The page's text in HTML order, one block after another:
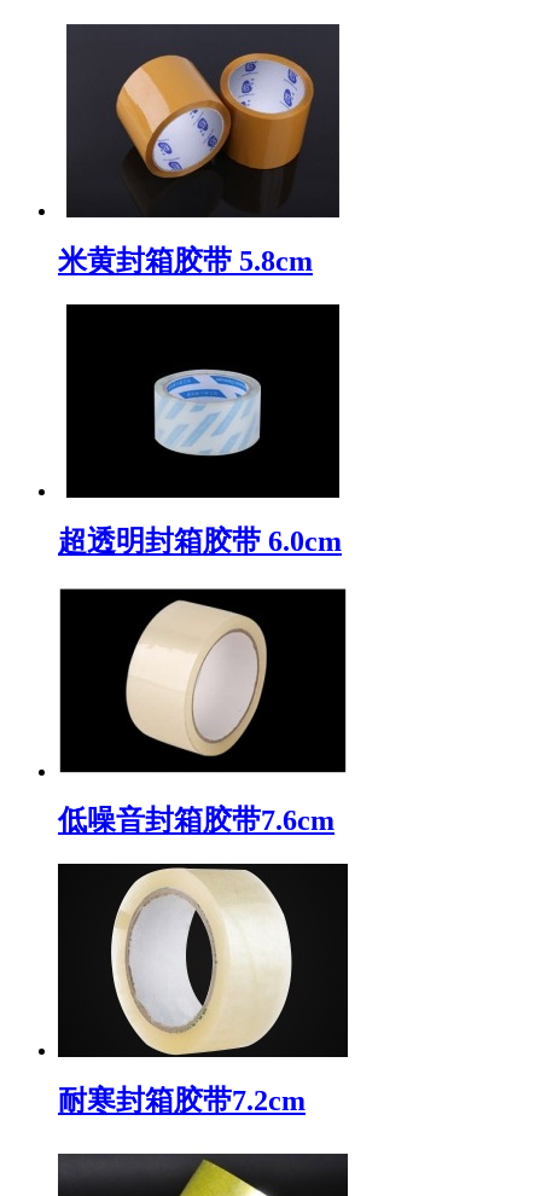
米黄封箱胶带 5.8cm
超透明封箱胶带 6.0cm
低噪音封箱胶带7.6cm
耐寒封箱胶带7.2cm